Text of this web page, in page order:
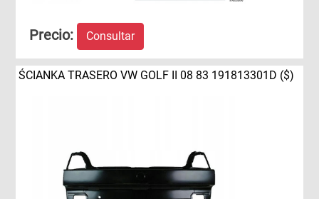
Precio: Consultar
ŚCIANKA TRASERO VW GOLF II 08 83 191813301D ($)